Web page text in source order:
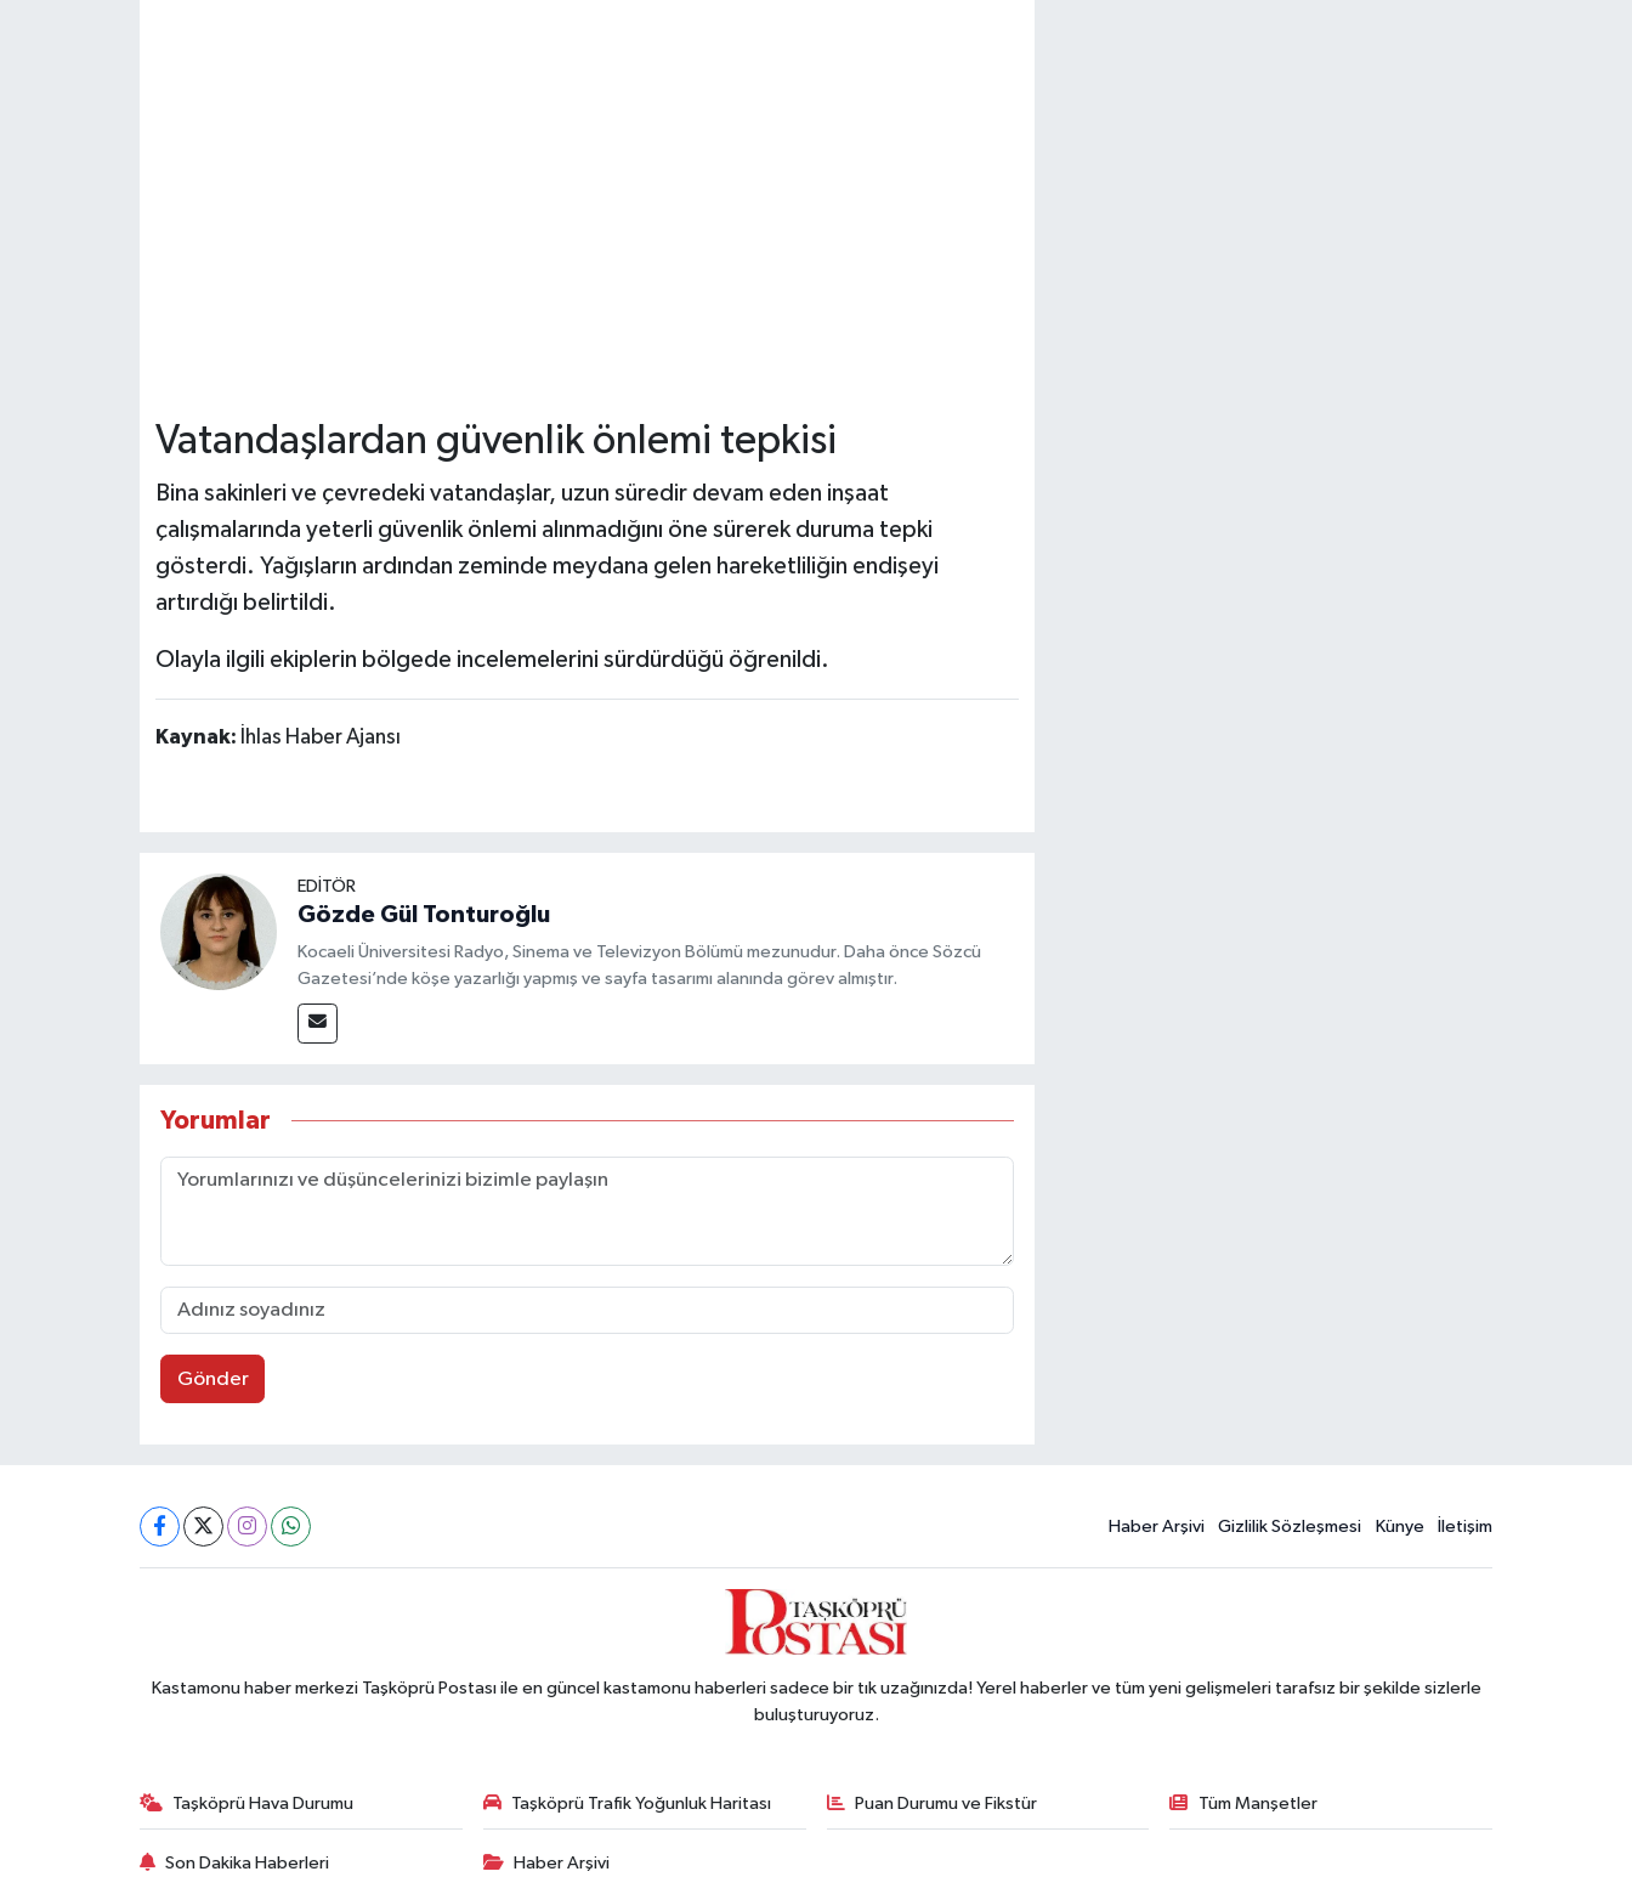
Vatandaşlardan güvenlik önlemi tepkisi
Bina sakinleri ve çevredeki vatandaşlar, uzun süredir devam eden inşaat
çalışmalarında yeterli güvenlik önlemi alınmadığını öne sürerek duruma tepki
gösterdi. Yağışların ardından zeminde meydana gelen hareketliliğin endişeyi
artırdığı belirtildi.
Olayla ilgili ekiplerin bölgede incelemelerini sürdürdüğü öğrenildi.
Kaynak: İhlas Haber Ajansı
EDİTÖR
Gözde Gül Tonturoğlu
Kocaeli Üniversitesi Radyo, Sinema ve Televizyon Bölümü mezunudur. Daha önce Sözcü
Gazetesi’nde köşe yazarlığı yapmış ve sayfa tasarımı alanında görev almıştır.
Yorumlar
Gönder
Haber Arşivi Gizlilik Sözleşmesi Künye İletişim
Kastamonu haber merkezi Taşköprü Postası ile en güncel kastamonu haberleri sadece bir tık uzağınızda! Yerel haberler ve tüm yeni gelişmeleri tarafsız bir şekilde sizlerle
buluşturuyoruz.
Taşköprü Hava Durumu Taşköprü Trafik Yoğunluk Haritası Puan Durumu ve Fikstür Tüm Manşetler
Son Dakika Haberleri Haber Arşivi